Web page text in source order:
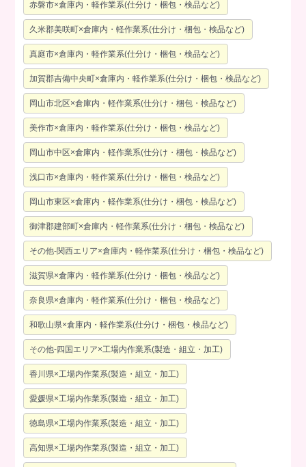
赤磐市×倉庫内・軽作業系(仕分け・梱包・検品など)
久米郡美咲町×倉庫内・軽作業系(仕分け・梱包・検品など)
真庭市×倉庫内・軽作業系(仕分け・梱包・検品など)
加賀郡吉備中央町×倉庫内・軽作業系(仕分け・梱包・検品など)
岡山市北区×倉庫内・軽作業系(仕分け・梱包・検品など)
美作市×倉庫内・軽作業系(仕分け・梱包・検品など)
岡山市中区×倉庫内・軽作業系(仕分け・梱包・検品など)
浅口市×倉庫内・軽作業系(仕分け・梱包・検品など)
岡山市東区×倉庫内・軽作業系(仕分け・梱包・検品など)
御津郡建部町×倉庫内・軽作業系(仕分け・梱包・検品など)
その他-関西エリア×倉庫内・軽作業系(仕分け・梱包・検品など)
滋賀県×倉庫内・軽作業系(仕分け・梱包・検品など)
奈良県×倉庫内・軽作業系(仕分け・梱包・検品など)
和歌山県×倉庫内・軽作業系(仕分け・梱包・検品など)
その他-四国エリア×工場内作業系(製造・組立・加工)
香川県×工場内作業系(製造・組立・加工)
愛媛県×工場内作業系(製造・組立・加工)
徳島県×工場内作業系(製造・組立・加工)
高知県×工場内作業系(製造・組立・加工)